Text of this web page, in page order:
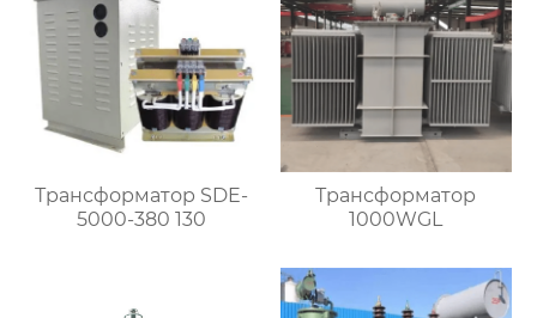
Трансформатор SDE-
5000-380 130
Трансформатор
1000WGL